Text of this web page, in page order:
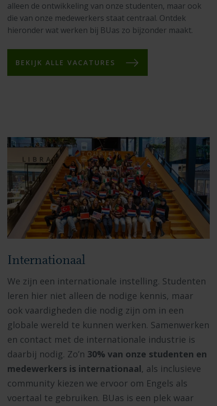
alleen de ontwikkeling van onze studenten, maar ook
die van onze medewerkers staat centraal. Ontdek
hieronder wat werken bij BUas zo bijzonder maakt.
BEKIJK ALLE VACATURES
Internationaal
We zijn een internationale instelling. Studenten
leren hier niet alleen de nodige kennis, maar
ook vaardigheden die nodig zijn om in een
globale wereld te kunnen werken. Samenwerken
en contact met de internationale industrie is
daarbij nodig. Zo’n 30% van onze studenten en
medewerkers is internationaal, als inclusieve
community kiezen we ervoor om Engels als
voertaal te gebruiken. BUas is een plek waar